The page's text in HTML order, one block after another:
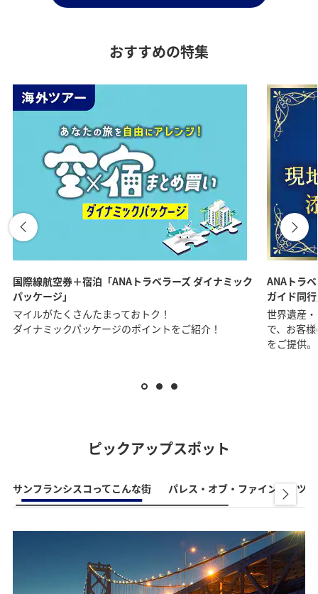
おすすめの特集
国際線航空券＋宿泊「ANAトラベラーズ ダイナミック
パッケージ」
マイルがたくさんたまっておトク！
ダイナミックパッケージのポイントをご紹介！
ANAトラ
ガイド同
世界遺産
で、お客
をご提供。
ピックアップスポット
サンフランシスコってこんな街 パレス・オブ・ファインアーツ